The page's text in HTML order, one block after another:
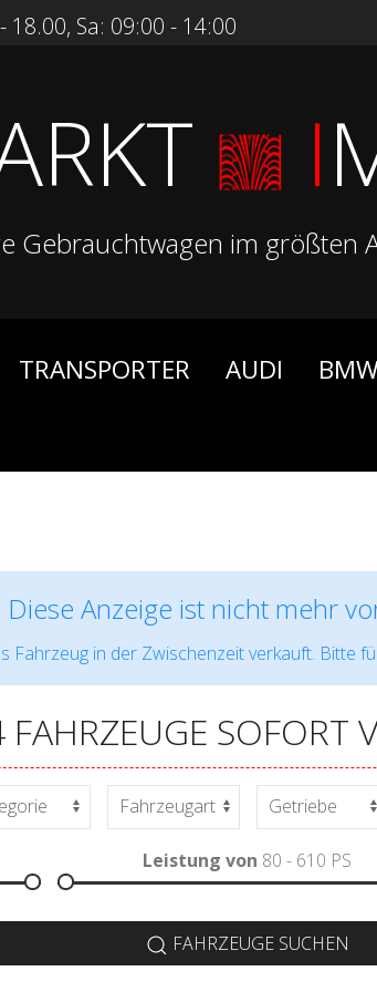
Sa: 09:00 - 14:00
I
Gebrauchtwagen im größten
TRANSPORTER AUDI
Diese Anzeige ist nicht mehr
Fahrzeug in der Zwischenzeit verkauft. Bitte
SOFORT
Leistung von 80 - 610 PS
FAHRZEUGE SUCHEN